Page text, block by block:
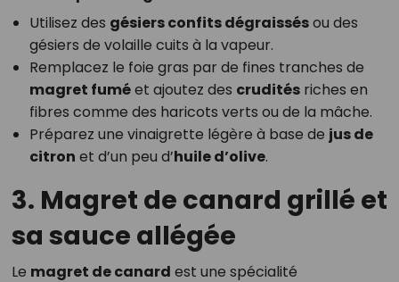
Utilisez des gésiers confits dégraissésou des
gésiers de volaille cuits à la vapeur.
Remplacez le foie gras par de fines tranches de
magret fuméet ajoutez des cruditésriches en
fibres comme des haricots verts ou de la mâche.
Préparez une vinaigrette légère à base de jus de
citron et d’un peu d’huile d’olive.
3. Magret de canard grillé et
sa sauce allégée
Le magret de canard est une spécialité